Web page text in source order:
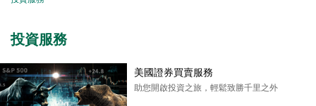
投資服務
美國證券買賣服務
助您開啟投資之旅，輕鬆致勝千里之外